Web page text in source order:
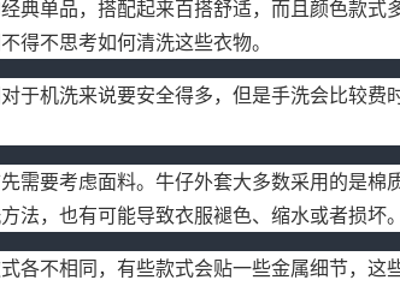
典单品，搭配起来百搭舒适，而且颜色款式
得不思考如何清洗这些衣物。
于机洗来说要安全得多，但是手洗会比较费
需要考虑面料。牛仔外套大多数采用的是棉
法，也有可能导致衣服褪色、缩水或者损坏。
各不相同，有些款式会贴一些金属细节，这